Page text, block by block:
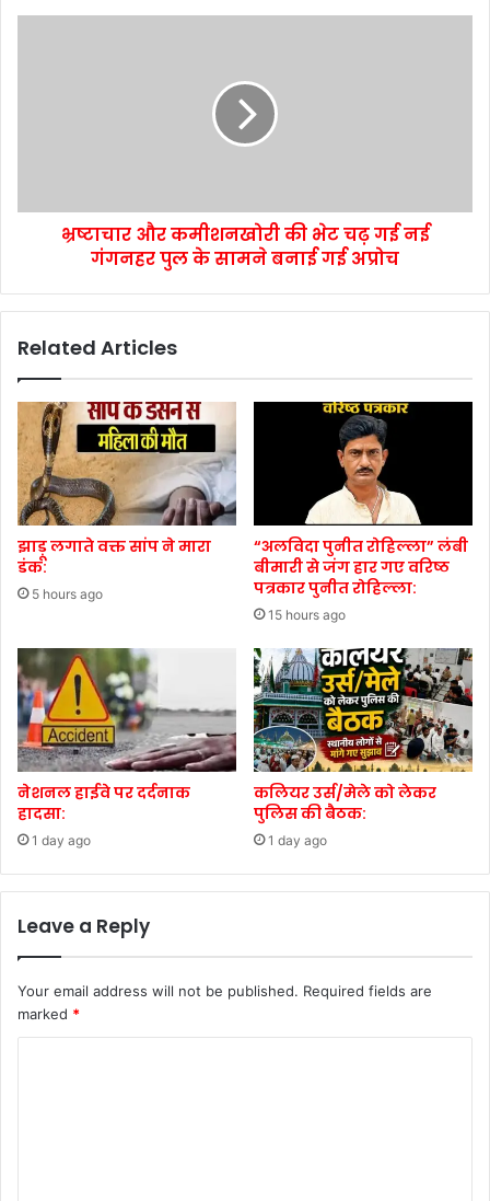
भ्रष्टाचार और कमीशनखोरी की भेट चढ़ गई नई
गंगनहर पुल के सामने बनाई गई अप्रोच
Related Articles
झाड़ू लगाते वक्त सांप ने मारा
डंक:
5 hours ago
“अलविदा पुनीत रोहिल्ला” लंबी
बीमारी से जंग हार गए वरिष्ठ
पत्रकार पुनीत रोहिल्ला:
15 hours ago
नेशनल हाईवे पर दर्दनाक
हादसा:
1 day ago
कलियर उर्स/मेले को लेकर
पुलिस की बैठक:
1 day ago
Leave a Reply
Your email address will not be published. Required fields are
marked *